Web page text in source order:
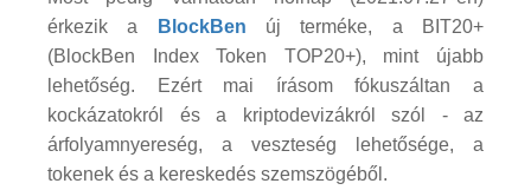
érkezik a
BlockBen új terméke, a BIT20+
(BlockBen Index Token TOP20+), mint újabb
lehetőség. Ezért mai írásom fókuszáltan a
kockázatokról és a kriptodevizákról szól - az
árfolyamnyereség, a veszteség lehetősége, a
tokenek és a kereskedés szemszögéből.